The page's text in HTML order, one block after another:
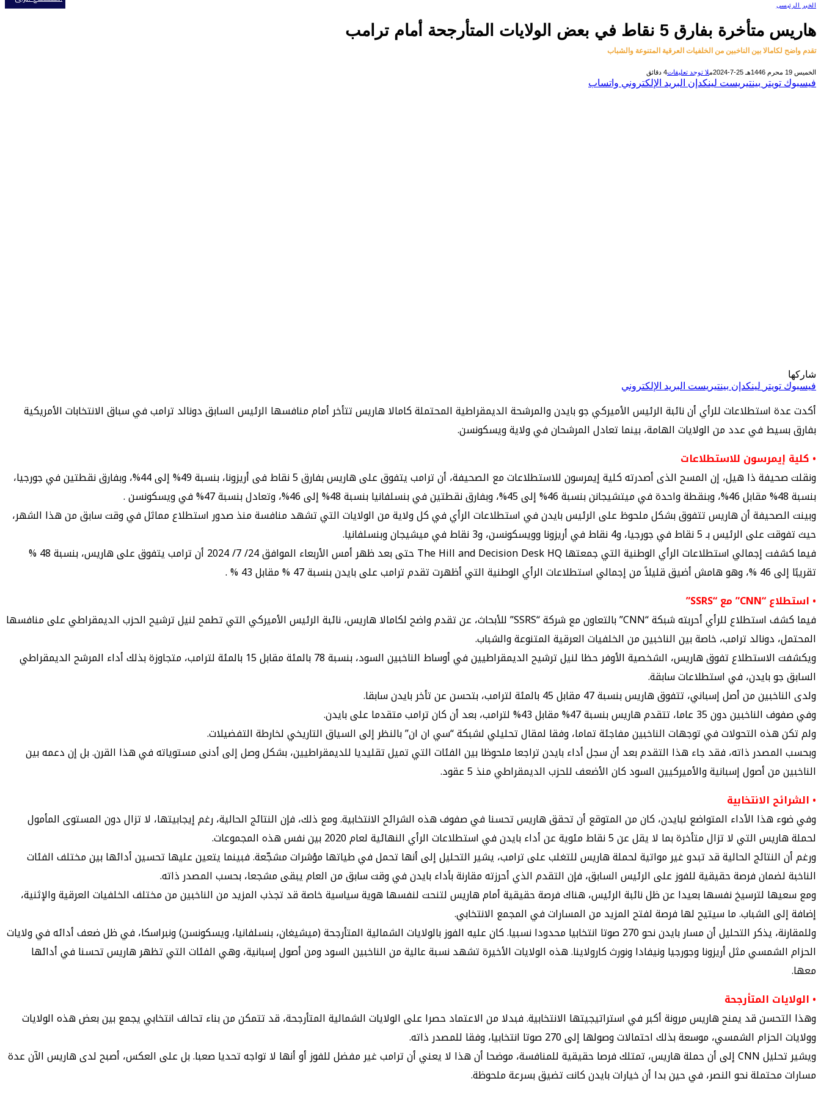
الخبر الرئيسى
هاريس متأخرة بفارق 5 نقاط في بعض الولايات المتأرجحة أمام ترامب
تقدم واضح لكامالا بين الناخبين من الخلفيات العرقية المتنوعة والشباب
الخميس 19 محرم 1446هـ 25-7-2024م لا توجد تعليقات4 دقائق
فيسبوك تويتر بينتيريست لينكدإن البريد الإلكتروني واتساب
شاركها
فيسبوك تويتر لينكدإن بينتيريست البريد الإلكتروني
أكدت عدة استطلاعات للرأي أن نائبة الرئيس الأميركي جو بايدن والمرشحة الديمقراطية المحتملة كامالا هاريس تتأخر أمام منافسها الرئيس السابق دونالد ترامب في سباق الانتخابات الأمريكية
بفارق بسيط في عدد من الولايات الهامة، بينما تعادل المرشحان في ولاية ويسكونسن.
• كلية إيمرسون للاستطلاعات
ونقلت صحيفة ذا هيل، إن المسح الذى أصدرته كلية إيمرسون للاستطلاعات مع الصحيفة، أن ترامب يتفوق على هاريس بفارق 5 نقاط فى أريزونا، بنسبة 49% إلى 44%، وبفارق نقطتين في جورجيا،
بنسبة 48% مقابل 46%، وبنقطة واحدة في ميتشيجانن بنسبة 46% إلى 45%، وبفارق نقطتين في بنسلفانيا بنسبة 48% إلى 46%، وتعادل بنسبة 47% في ويسكونسن .
وبينت الصحيفة أن هاريس تتفوق بشكل ملحوظ على الرئيس بايدن في استطلاعات الرأي في كل ولاية من الولايات التي تشهد منافسة منذ صدور استطلاع مماثل في وقت سابق من هذا الشهر،
حيث تفوقت على الرئيس بـ 5 نقاط في جورجيا، و4 نقاط في أريزونا وويسكونسن، و3 نقاط في ميشيجان وبنسلفانيا.
فيما كشفت إجمالي استطلاعات الرأي الوطنية التي جمعتها The Hill and Decision Desk HQ حتى بعد ظهر أمس الأربعاء الموافق 24/ 7/ 2024 أن ترامب يتفوق على هاريس، بنسبة 48 %
تقريبًا إلى 46 %، وهو هامش أضيق قليلاً من إجمالي استطلاعات الرأي الوطنية التي أظهرت تقدم ترامب على بايدن بنسبة 47 % مقابل 43 % .
• استطلاع “CNN” مع “SSRS”
فيما كشف استطلاع للرأي أحربته شبكة “CNN” بالتعاون مع شركة “SSRS” للأبحاث، عن تقدم واضح لكامالا هاريس، نائبة الرئيس الأميركي التي تطمح لنيل ترشيح الحزب الديمقراطي على منافسها
المحتمل، دونالد ترامب، خاصة بين الناخبين من الخلفيات العرقية المتنوعة والشباب.
ويكشفت الاستطلاع تفوق هاريس، الشخصية الأوفر حظا لنيل ترشيح الديمقراطيين في أوساط الناخبين السود، بنسبة 78 بالمئة مقابل 15 بالمئة لترامب، متجاوزة بذلك أداء المرشح الديمقراطي
السابق جو بايدن، في استطلاعات سابقة.
ولدى الناخبين من أصل إسباني، تتفوق هاريس بنسبة 47 مقابل 45 بالمئة لترامب، بتحسن عن تأخر بايدن سابقا.
وفي صفوف الناخبين دون 35 عاما، تتقدم هاريس بنسبة 47% مقابل 43% لترامب، بعد أن كان ترامب متقدما على بايدن.
ولم تكن هذه التحولات في توجهات الناخبين مفاجئة تماما، وفقا لمقال تحليلي لشبكة “سي ان ان” بالنظر إلى السياق التاريخي لخارطة التفضيلات.
وبحسب المصدر ذاته، فقد جاء هذا التقدم بعد أن سجل أداء بايدن تراجعا ملحوظا بين الفئات التي تميل تقليديا للديمقراطيين، بشكل وصل إلى أدنى مستوياته في هذا القرن. بل إن دعمه بين
الناخبين من أصول إسبانية والأميركيين السود كان الأضعف للحزب الديمقراطي منذ 5 عقود.
• الشرائح الانتخابية
وفي ضوء هذا الأداء المتواضع لبايدن، كان من المتوقع أن تحقق هاريس تحسنا في صفوف هذه الشرائح الانتخابية. ومع ذلك، فإن النتائج الحالية، رغم إيجابيتها، لا تزال دون المستوى المأمول
لحملة هاريس التي لا تزال متأخرة بما لا يقل عن 5 نقاط مئوية عن أداء بايدن في استطلاعات الرأي النهائية لعام 2020 بين نفس هذه المجموعات.
ورغم أن النتائج الحالية قد تبدو غير مواتية لحملة هاريس للتغلب على ترامب، يشير التحليل إلى أنها تحمل في طياتها مؤشرات مشجّعة. فبينما يتعين عليها تحسين أدائها بين مختلف الفئات
الناخبة لضمان فرصة حقيقية للفوز على الرئيس السابق، فإن التقدم الذي أحرزته مقارنة بأداء بايدن في وقت سابق من العام يبقى مشجعا، بحسب المصدر ذاته.
ومع سعيها لترسيخ نفسها بعيدا عن ظل نائبة الرئيس، هناك فرصة حقيقية أمام هاريس لتنحت لنفسها هوية سياسية خاصة قد تجذب المزيد من الناخبين من مختلف الخلفيات العرقية والإثنية،
إضافة إلى الشباب. ما سيتيح لها فرصة لفتح المزيد من المسارات في المجمع الانتخابي.
وللمقارنة، يذكر التحليل أن مسار بايدن نحو 270 صوتا انتخابيا محدودا نسبيا. كان عليه الفوز بالولايات الشمالية المتأرجحة (ميشيغان، بنسلفانيا، ويسكونسن) ونبراسكا، في ظل ضعف أدائه في ولايات
الحزام الشمسي مثل أريزونا وجورجيا ونيفادا ونورث كارولاينا. هذه الولايات الأخيرة تشهد نسبة عالية من الناخبين السود ومن أصول إسبانية، وهي الفئات التي تظهر هاريس تحسنا في أدائها
معها.
• الولايات المتأرجحة
وهذا التحسن قد يمنح هاريس مرونة أكبر في استراتيجيتها الانتخابية. فبدلا من الاعتماد حصرا على الولايات الشمالية المتأرجحة، قد تتمكن من بناء تحالف انتخابي يجمع بين بعض هذه الولايات
وولايات الحزام الشمسي، موسعة بذلك احتمالات وصولها إلى 270 صوتا انتخابيا، وفقا للمصدر ذاته.
ويشير تحليل CNN إلى أن حملة هاريس، تمتلك فرصا حقيقية للمنافسة، موضحا أن هذا لا يعني أن ترامب غير مفضل للفوز أو أنها لا تواجه تحديا صعبا. بل على العكس، أصبح لدى هاريس الآن عدة
مسارات محتملة نحو النصر، في حين بدا أن خيارات بايدن كانت تضيق بسرعة ملحوظة.